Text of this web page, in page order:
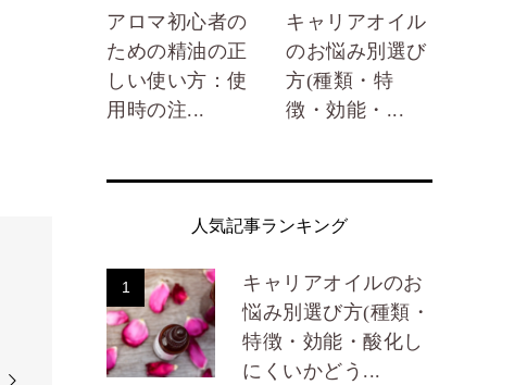
アロマ初心者の
ための精油の正
しい使い方：使
用時の注...
キャリアオイル
のお悩み別選び
方(種類・特
徴・効能・...
人気記事ランキング
1
キャリアオイルのお
悩み別選び方(種類・
特徴・効能・酸化し
にくいかどう...